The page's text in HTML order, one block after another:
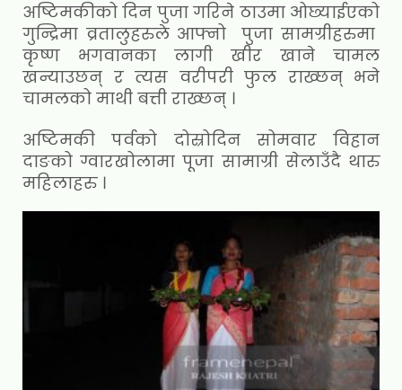
अष्टिमकीको दिन पुजा गरिने ठाउमा ओछ्याईएको
गुन्द्रिमा व्रतालुहरुले आफ्नो पुजा सामग्रीहरुमा
कृष्ण भगवानका लागी खीर खाने चामल
खन्याउछन् र त्यस वरीपरी फुल राख्छन् भने
चामलको माथी बत्ती राख्छन् ।
अष्टिमकी पर्वको दोस्रोदिन सोमवार विहान
दाङको ग्वारखोलामा पूजा सामाग्री सेलाउँदै थारु
महिलाहरु ।